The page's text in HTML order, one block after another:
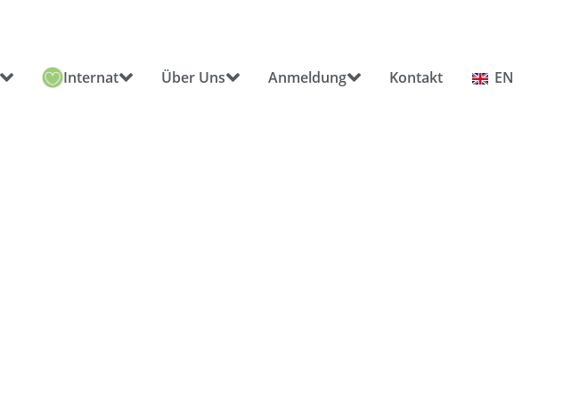
Internat Über Uns Anmeldung Kontakt EN